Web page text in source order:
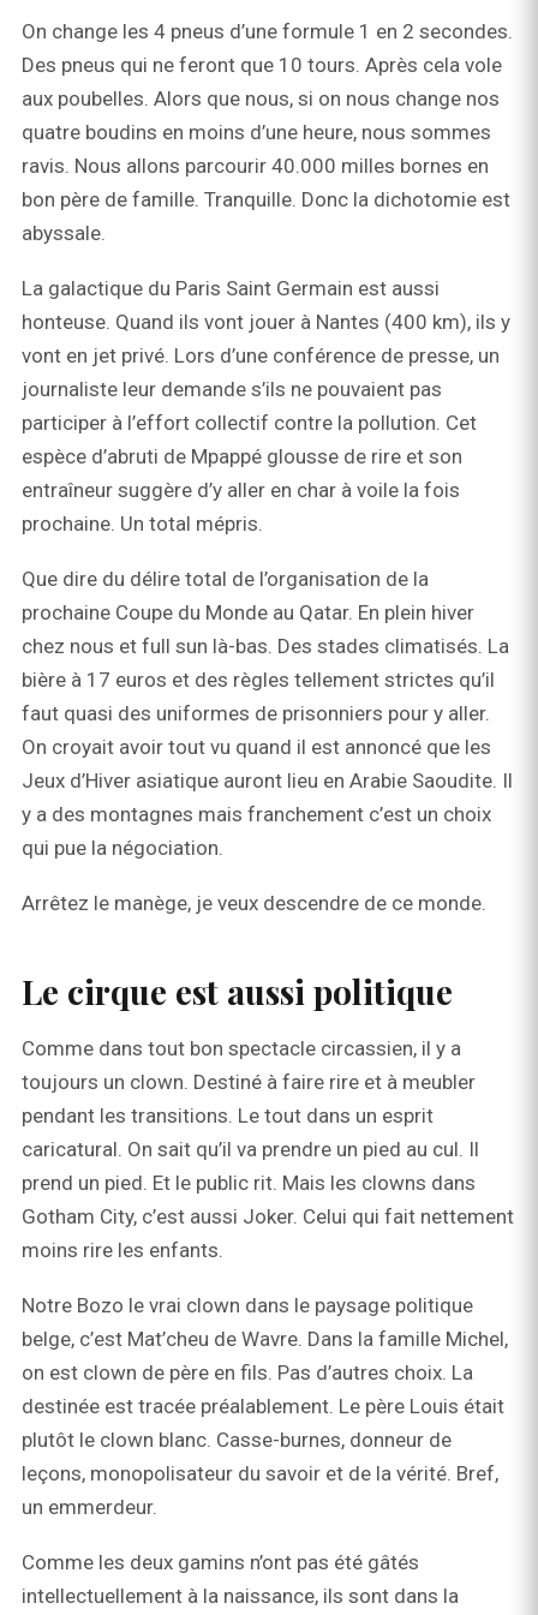
On change les 4 pneus d’une formule 1 en 2 secondes.
Des pneus qui ne feront que 10 tours. Après cela vole
aux poubelles. Alors que nous, si on nous change nos
quatre boudins en moins d’une heure, nous sommes
ravis. Nous allons parcourir 40.000 milles bornes en
bon père de famille. Tranquille. Donc la dichotomie est
abyssale.
La galactique du Paris Saint Germain est aussi
honteuse. Quand ils vont jouer à Nantes (400 km), ils y
vont en jet privé. Lors d’une conférence de presse, un
journaliste leur demande s’ils ne pouvaient pas
participer à l’effort collectif contre la pollution. Cet
espèce d’abruti de Mpappé glousse de rire et son
entraîneur suggère d’y aller en char à voile la fois
prochaine. Un total mépris.
Que dire du délire total de l’organisation de la
prochaine Coupe du Monde au Qatar. En plein hiver
chez nous et full sun là-bas. Des stades climatisés. La
bière à 17 euros et des règles tellement strictes qu’il
faut quasi des uniformes de prisonniers pour y aller.
On croyait avoir tout vu quand il est annoncé que les
Jeux d’Hiver asiatique auront lieu en Arabie Saoudite. Il
y a des montagnes mais franchement c’est un choix
qui pue la négociation.
Arrêtez le manège, je veux descendre de ce monde.
Le cirque est aussi politique
Comme dans tout bon spectacle circassien, il y a
toujours un clown. Destiné à faire rire et à meubler
pendant les transitions. Le tout dans un esprit
caricatural. On sait qu’il va prendre un pied au cul. Il
prend un pied. Et le public rit. Mais les clowns dans
Gotham City, c’est aussi Joker. Celui qui fait nettement
moins rire les enfants.
Notre Bozo le vrai clown dans le paysage politique
belge, c’est Mat’cheu de Wavre. Dans la famille Michel,
on est clown de père en fils. Pas d’autres choix. La
destinée est tracée préalablement. Le père Louis était
plutôt le clown blanc. Casse-burnes, donneur de
leçons, monopolisateur du savoir et de la vérité. Bref,
un emmerdeur.
Comme les deux gamins n’ont pas été gâtés
intellectuellement à la naissance, ils sont dans la